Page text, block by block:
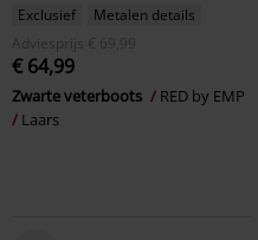
Exclusief
Metalen details
Adviesprijs
€ 69,99
€ 64,99
Zwarte veterboots
RED by EMP
Laars